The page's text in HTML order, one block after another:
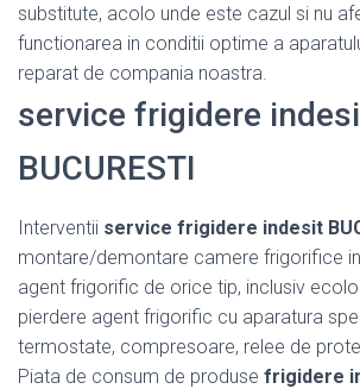
substitute, acolo unde este cazul si nu
functionarea in conditii optime a
reparat de compania noastra.
service frigidere
BUCURESTI
Interventii service frigidere indesit
montare/demontare camere frigorifice
agent frigorific de orice tip, inclusiv
pierdere agent frigorific cu aparatura
termostate, compresoare, relee de
Piata de consum de produse frigidere